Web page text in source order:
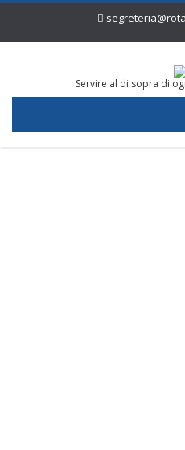
Servire al di sopra di